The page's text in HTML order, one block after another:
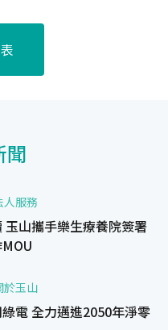
聞
人服務
於玉山
年淨零